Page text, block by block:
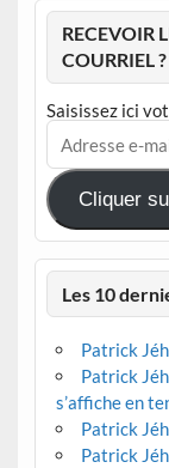
RECEVOIR
COURRIEL ?
Saisissez ici
Adresse
mail
Cliquer
Les 10
Patrick
Patrick
s’affiche en
Patrick
Patrick